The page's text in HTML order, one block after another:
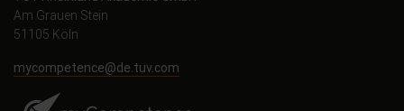
Am Grauen Stein
51105 Köln
mycompetence@de.tuv.com